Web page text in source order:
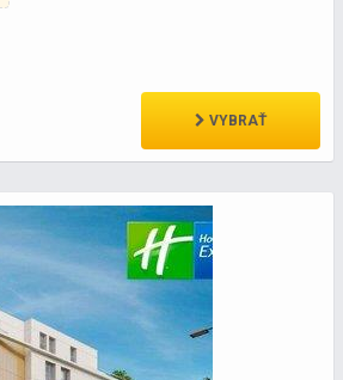
VYBRAŤ